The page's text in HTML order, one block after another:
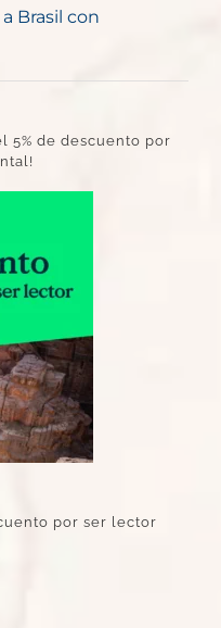
Brasil con
5% de descuento por
por ser lector